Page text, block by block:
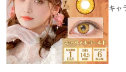
キャ